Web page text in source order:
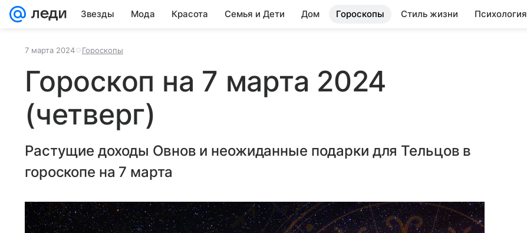
Звезды Мода Красота Семья и Дети Дом Гороскопы Стиль жизни Психология
7 марта 2024 Гороскопы
Гороскоп на 7 марта 2024
(четверг)
Растущие доходы Овнов и неожиданные подарки для Тельцов в
гороскопе на 7 марта